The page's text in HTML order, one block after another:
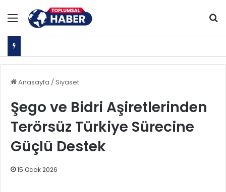
Menü
Anasayfa / Siyaset
Şego ve Bidri Aşiretlerinden
Terörsüz Türkiye Sürecine
Güçlü Destek
15 Ocak 2026